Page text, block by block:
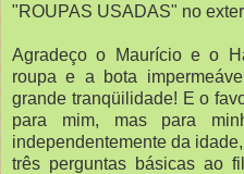
"ROUPAS USADAS" no
Agradeço o Maurício e o
roupa e a bota
grande tranqüilidade! E o
para mim, mas para
independentemente da
três perguntas básicas ao